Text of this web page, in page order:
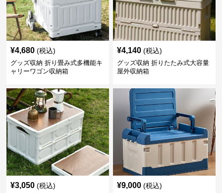
¥4,680 (税込)
グッズ収納 折り畳み式多機能キ
ャリーワゴン収納箱
¥4,140 (税込)
グッズ収納 折りたたみ式大容量
屋外収納箱
¥3,050 (税込) ¥9,000 (税込)